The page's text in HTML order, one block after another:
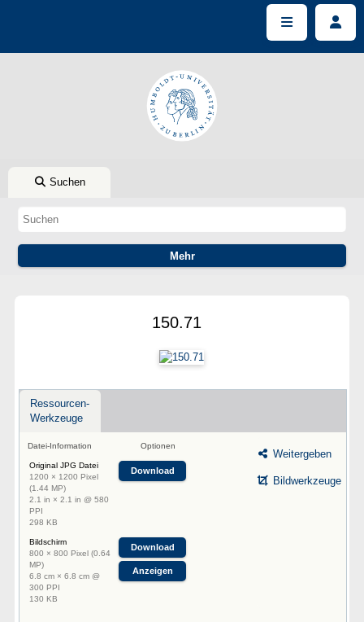
Suchen
150.71
Ressourcen-
Werkzeuge
Datei-Information Optionen
Original JPG Datei
1200 × 1200 Pixel
(1.44 MP)
2.1 in × 2.1 in @ 580
PPI
298 KB
Download
Bildschirm
800 × 800 Pixel (0.64
MP)
6.8 cm × 6.8 cm @
300 PPI
130 KB
Download
Anzeigen
Weitergeben
Bildwerkzeuge